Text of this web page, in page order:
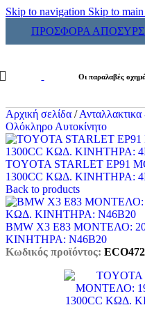
Skip to navigation Skip to
ΠΡΟΣΦΟΡΑ
Οι παραλαβές
Αρχική σελίδα /
Ολόκληρο Αυτοκίνητο
TOYOTA STARLET EP91
1300CC ΚΩΔ. ΚΙΝΗΤΗΡΑ:
Back to products
BMW X3 E83 ΜΟΝΤΕΛΟ:
ΚΙΝΗΤΗΡΑ: N46B20
Κωδικός προϊόντος: